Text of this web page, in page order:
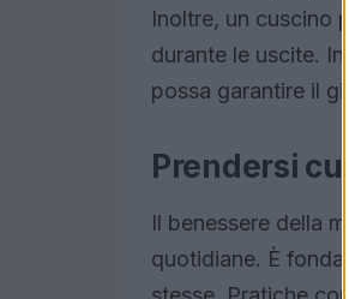
Inoltre, un cuscino
durante le uscite.
possa garantire il
Prendersi
Il benessere della
quotidiane. È